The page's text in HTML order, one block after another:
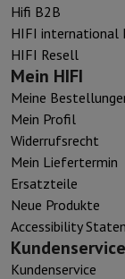
Hifi B2B
HIFI international
HIFI Resell
Mein HIFI
Meine
Mein Profil
Widerrufsrecht
Mein Liefertermin
Ersatzteile
Neue Produkte
Accessibility
Kundenservice
Kundenservice